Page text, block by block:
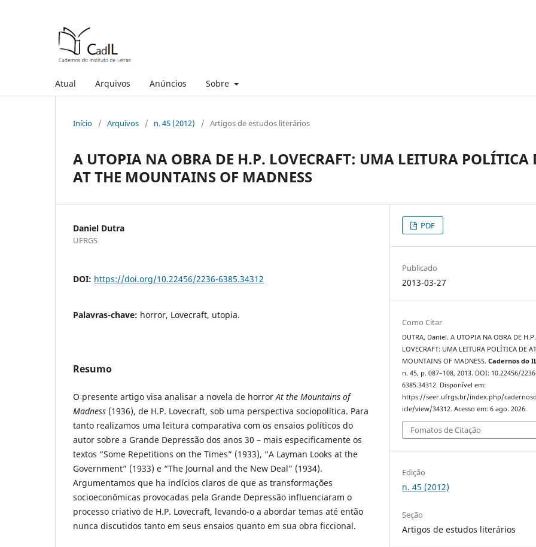
Atual Arquivos Anúncios Sobre
Início / Arquivos / n. 45 (2012) / Artigos de estudos literários
A UTOPIA NA OBRA DE H.P. LOVECRAFT: UMA LEITURA POLÍTICA
AT THE MOUNTAINS OF MADNESS
Daniel Dutra
UFRGS
DOI: https://doi.org/10.22456/2236-6385.34312
Palavras-chave: horror, Lovecraft, utopia.
Resumo
O presente artigo visa analisar a novela de horrorAt the Mountains of
Madness (1936), de H.P. Lovecraft, sob uma perspectiva sociopolítica. Para
tanto realizamos uma leitura comparativa com os ensaios políticos do
autor sobre a Grande Depressão dos anos 30 – mais especificamente os
textos “Some Repetitions on the Times” (1933), “A Layman Looks at the
Government” (1933) e “The Journal and the New Deal” (1934).
Argumentamos que ha indícios claros de que as transformações
socioeconômicas provocadas pela Grande Depressão influenciaram o
processo criativo de H.P. Lovecraft, levando-o a abordar temas até então
nunca discutidos tanto em seus ensaios quanto em sua obra ficcional.
PDF
Publicado
2013-03-27
Como Citar
DUTRA, Daniel. A UTOPIA NA OBRA DE H.P.
LOVECRAFT: UMA LEITURA POLÍTICA DE
MOUNTAINS OF MADNESS.Cadernos do
n. 45, p. 087–108, 2013. DOI: 10.22456/
6385.34312. Disponível em:
https://seer.ufrgs.br/index.php/
icle/view/34312. Acesso em: 6 ago. 2026.
Fomatos de Citação
Edição
n. 45 (2012)
Seção
Artigos de estudos literários